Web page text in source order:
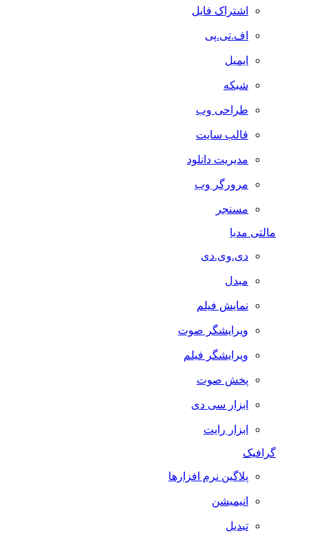
اشتراک فایل
اف.تی.پی
ایمیل
شبکه
طراحی وب
قالب سایت
مدیریت دانلود
مرورگر وب
مسنجر
مالتی مدیا
دی.وی.دی
مبدل
نمایش فیلم
ویرایشگر صوت
ویرایشگر فیلم
پخش صوت
ابزار سی دی
ابزار رایت
گرافیک
پلاگین نرم افزارها
انیمیشن
تبدیل